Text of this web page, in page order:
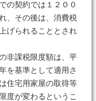
の契約では１２００
、その後は、消費税
げられることとされ
非課税限度額は、平
を基準として適用さ
住宅用家屋の取得等
度が変わるというこ